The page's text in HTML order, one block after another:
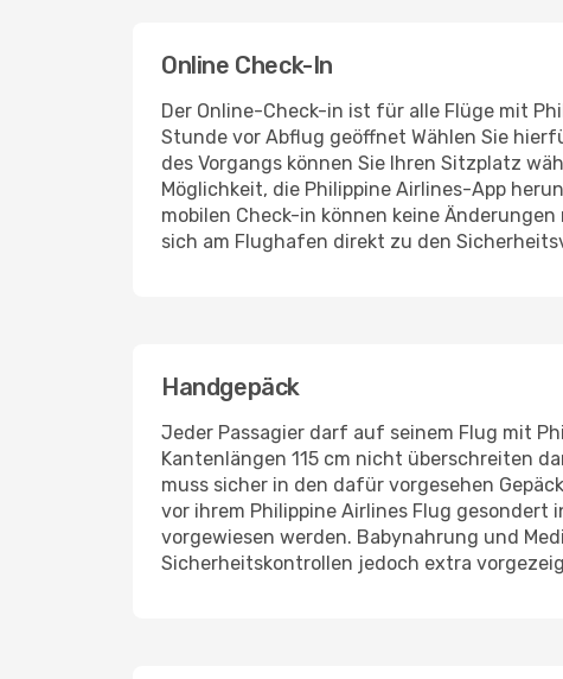
Online Check-In
Der Online-Check-in ist für alle Flüge mit
Stunde vor Abflug geöffnet Wählen Sie
des Vorgangs können Sie Ihren Sitzplatz
Möglichkeit, die Philippine Airlines-App
mobilen Check-in können keine
sich am Flughafen direkt zu den
Handgepäck
Jeder Passagier darf auf seinem Flug mit
Kantenlängen 115 cm nicht überschreiten
muss sicher in den dafür vorgesehen
vor ihrem Philippine Airlines Flug gesondert
vorgewiesen werden. Babynahrung und
Sicherheitskontrollen jedoch extra